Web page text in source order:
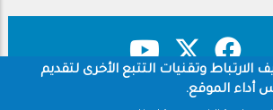
وتقنيات التتبع الأخرى لتقديم
أداء الموقع.